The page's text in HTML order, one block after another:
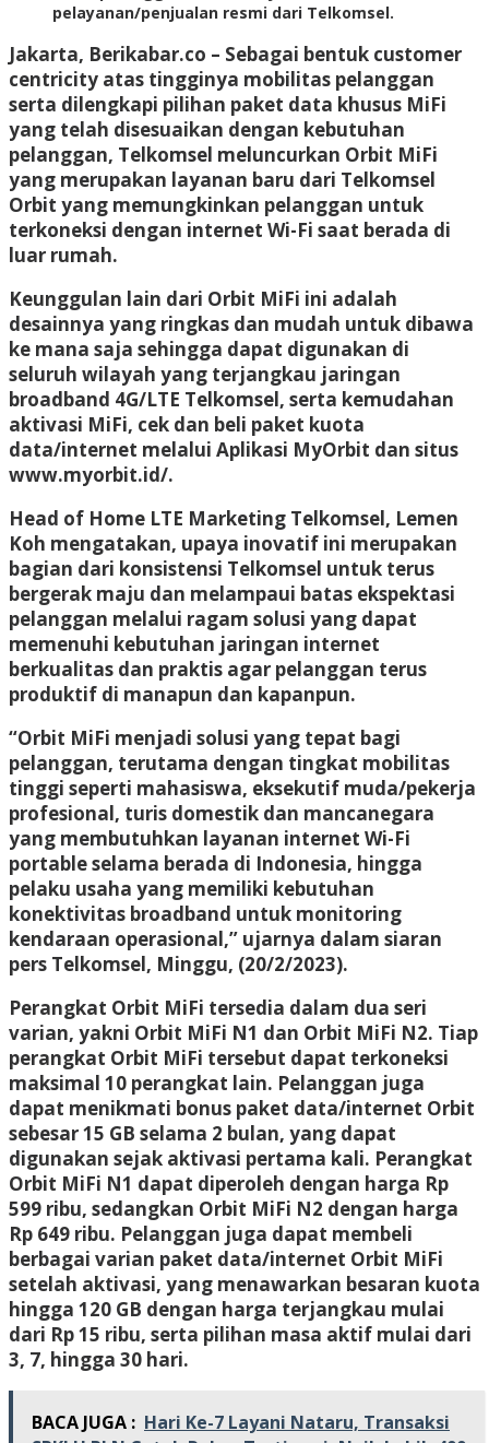
pelayanan/penjualan resmi dari Telkomsel.
Jakarta, Berikabar.co – Sebagai bentuk customer
centricity atas tingginya mobilitas pelanggan
serta dilengkapi pilihan paket data khusus MiFi
yang telah disesuaikan dengan kebutuhan
pelanggan, Telkomsel meluncurkan Orbit MiFi
yang merupakan layanan baru dari Telkomsel
Orbit yang memungkinkan pelanggan untuk
terkoneksi dengan internet Wi-Fi saat berada di
luar rumah.
Keunggulan lain dari Orbit MiFi ini adalah
desainnya yang ringkas dan mudah untuk dibawa
ke mana saja sehingga dapat digunakan di
seluruh wilayah yang terjangkau jaringan
broadband 4G/LTE Telkomsel, serta kemudahan
aktivasi MiFi, cek dan beli paket kuota
data/internet melalui Aplikasi MyOrbit dan situs
www.myorbit.id/.
Head of Home LTE Marketing Telkomsel, Lemen
Koh mengatakan, upaya inovatif ini merupakan
bagian dari konsistensi Telkomsel untuk terus
bergerak maju dan melampaui batas ekspektasi
pelanggan melalui ragam solusi yang dapat
memenuhi kebutuhan jaringan internet
berkualitas dan praktis agar pelanggan terus
produktif di manapun dan kapanpun.
“Orbit MiFi menjadi solusi yang tepat bagi
pelanggan, terutama dengan tingkat mobilitas
tinggi seperti mahasiswa, eksekutif muda/pekerja
profesional, turis domestik dan mancanegara
yang membutuhkan layanan internet Wi-Fi
portable selama berada di Indonesia, hingga
pelaku usaha yang memiliki kebutuhan
konektivitas broadband untuk monitoring
kendaraan operasional,” ujarnya dalam siaran
pers Telkomsel, Minggu, (20/2/2023).
Perangkat Orbit MiFi tersedia dalam dua seri
varian, yakni Orbit MiFi N1 dan Orbit MiFi N2. Tiap
perangkat Orbit MiFi tersebut dapat terkoneksi
maksimal 10 perangkat lain. Pelanggan juga
dapat menikmati bonus paket data/internet Orbit
sebesar 15 GB selama 2 bulan, yang dapat
digunakan sejak aktivasi pertama kali. Perangkat
Orbit MiFi N1 dapat diperoleh dengan harga Rp
599 ribu, sedangkan Orbit MiFi N2 dengan harga
Rp 649 ribu. Pelanggan juga dapat membeli
berbagai varian paket data/internet Orbit MiFi
setelah aktivasi, yang menawarkan besaran kuota
hingga 120 GB dengan harga terjangkau mulai
dari Rp 15 ribu, serta pilihan masa aktif mulai dari
3, 7, hingga 30 hari.
BACA JUGA : Hari Ke-7 Layani Nataru, Transaksi